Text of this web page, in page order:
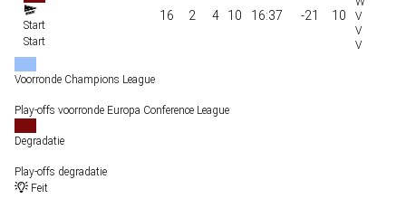
Start
Start
16 2 4 10 16:37 -21 10
Voorronde Champions League
Play-offs voorronde Europa Conference League
Degradatie
Play-offs degradatie
Feit